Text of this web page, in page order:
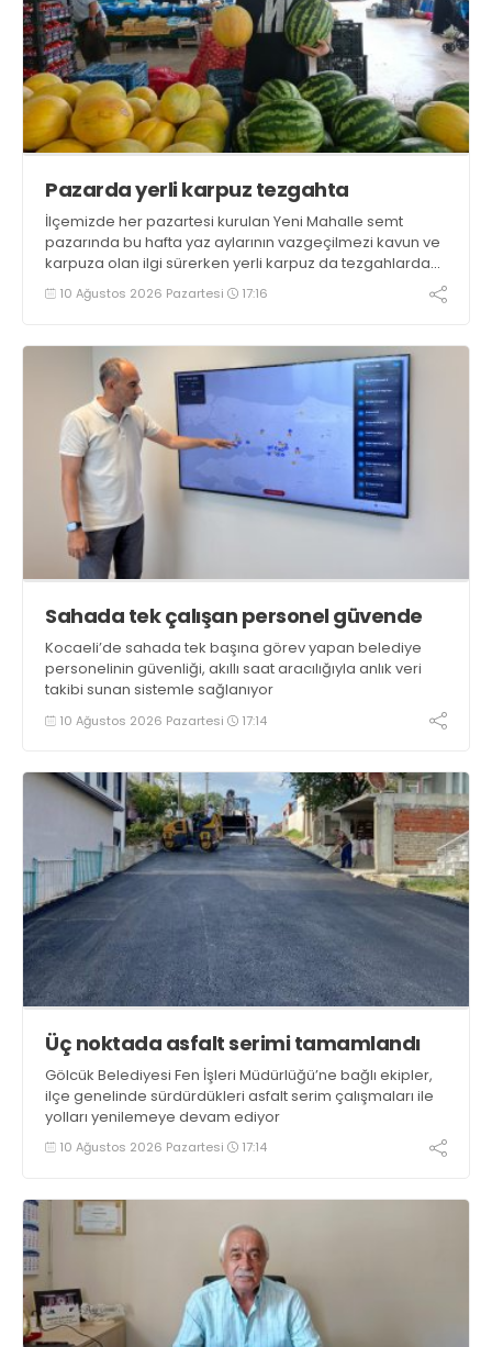
Pazarda yerli karpuz tezgahta
İlçemizde her pazartesi kurulan Yeni Mahalle semt
pazarında bu hafta yaz aylarının vazgeçilmezi kavun ve
karpuza olan ilgi sürerken yerli karpuz da tezgahlarda
yerini aldı
10 Ağustos 2026 Pazartesi 17:16
Sahada tek çalışan personel güvende
Kocaeli’de sahada tek başına görev yapan belediye
personelinin güvenliği, akıllı saat aracılığıyla anlık veri
takibi sunan sistemle sağlanıyor
10 Ağustos 2026 Pazartesi 17:14
Üç noktada asfalt serimi tamamlandı
Gölcük Belediyesi Fen İşleri Müdürlüğü’ne bağlı ekipler,
ilçe genelinde sürdürdükleri asfalt serim çalışmaları ile
yolları yenilemeye devam ediyor
10 Ağustos 2026 Pazartesi 17:14